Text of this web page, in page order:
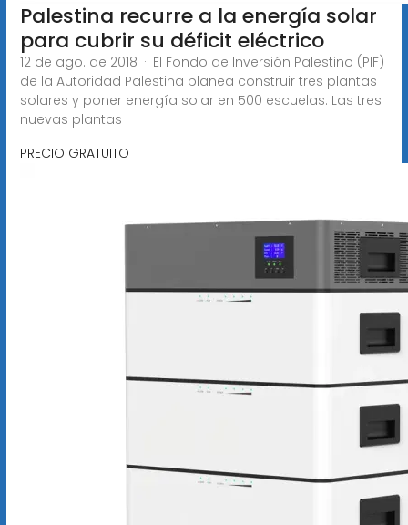
Palestina recurre a la energía solar
para cubrir su déficit eléctrico
12 de ago. de 2018 · El Fondo de Inversión Palestino (PIF)
de la Autoridad Palestina planea construir tres plantas
solares y poner energía solar en 500 escuelas. Las tres
nuevas plantas
PRECIO GRATUITO